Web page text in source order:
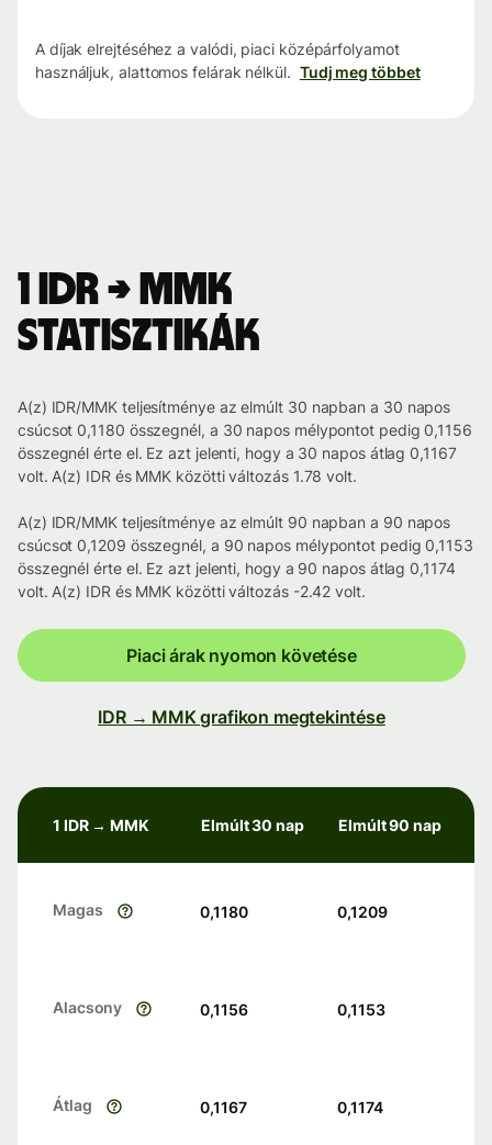
A díjak elrejtéséhez a valódi, piaci középárfolyamot
használjuk, alattomos felárak nélkül. Tudj meg többet
1 IDR → MMK
statisztikák
A(z) IDR/MMK teljesítménye az elmúlt 30 napban a 30 napos
csúcsot 0,1180 összegnél, a 30 napos mélypontot pedig 0,1156
összegnél érte el. Ez azt jelenti, hogy a 30 napos átlag 0,1167
volt. A(z) IDR és MMK közötti változás 1.78 volt.
A(z) IDR/MMK teljesítménye az elmúlt 90 napban a 90 napos
csúcsot 0,1209 összegnél, a 90 napos mélypontot pedig 0,1153
összegnél érte el. Ez azt jelenti, hogy a 90 napos átlag 0,1174
volt. A(z) IDR és MMK közötti változás -2.42 volt.
Piaci árak nyomon követése
IDR → MMK grafikon megtekintése
1 IDR → MMK Elmúlt 30 nap Elmúlt 90 nap
Magas 0,1180 0,1209
Alacsony 0,1156 0,1153
Átlag 0,1167 0,1174